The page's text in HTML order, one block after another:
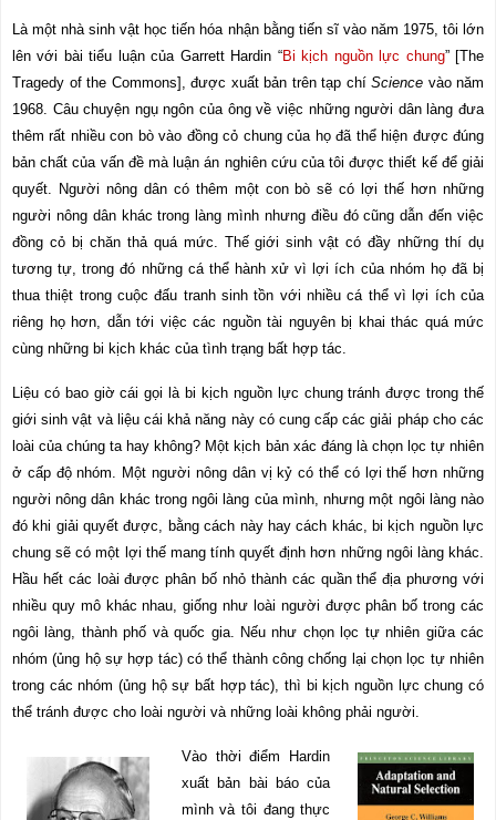
Là một nhà sinh vật học tiến hóa nhận bằng tiến sĩ vào năm 1975, tôi lớn
lên với bài tiểu luận của Garrett Hardin “Bi kịch nguồn lực chung” [The
Tragedy of the Commons], được xuất bản trên tạp chí Science vào năm
1968. Câu chuyện ngụ ngôn của ông về việc những người dân làng đưa
thêm rất nhiều con bò vào đồng cỏ chung của họ đã thể hiện được đúng
bản chất của vấn đề mà luận án nghiên cứu của tôi được thiết kế để giải
quyết. Người nông dân có thêm một con bò sẽ có lợi thế hơn những
người nông dân khác trong làng mình nhưng điều đó cũng dẫn đến việc
đồng cỏ bị chăn thả quá mức. Thế giới sinh vật có đầy những thí dụ
tương tự, trong đó những cá thể hành xử vì lợi ích của nhóm họ đã bị
thua thiệt trong cuộc đấu tranh sinh tồn với nhiều cá thể vì lợi ích của
riêng họ hơn, dẫn tới việc các nguồn tài nguyên bị khai thác quá mức
cùng những bi kịch khác của tình trạng bất hợp tác.
Liệu có bao giờ cái gọi là bi kịch nguồn lực chung tránh được trong thế
giới sinh vật và liệu cái khả năng này có cung cấp các giải pháp cho các
loài của chúng ta hay không? Một kịch bản xác đáng là chọn lọc tự nhiên
ở cấp độ nhóm. Một người nông dân vị kỷ có thể có lợi thế hơn những
người nông dân khác trong ngôi làng của mình, nhưng một ngôi làng nào
đó khi giải quyết được, bằng cách này hay cách khác, bi kịch nguồn lực
chung sẽ có một lợi thế mang tính quyết định hơn những ngôi làng khác.
Hầu hết các loài được phân bố nhỏ thành các quần thể địa phương với
nhiều quy mô khác nhau, giống như loài người được phân bố trong các
ngôi làng, thành phố và quốc gia. Nếu như chọn lọc tự nhiên giữa các
nhóm (ủng hộ sự hợp tác) có thể thành công chống lại chọn lọc tự nhiên
trong các nhóm (ủng hộ sự bất hợp tác), thì bi kịch nguồn lực chung có
thể tránh được cho loài người và những loài không phải người.
Vào thời điểm Hardin
xuất bản bài báo của
mình và tôi đang thực